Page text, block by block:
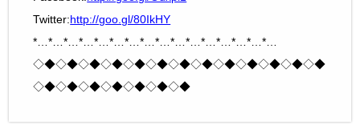
Twitter:http://goo.gl/80IkHY
*…*…*…*…*…*…*…*…*…*…*…*…*…*…*…*…
◇◆◇◆◇◆◇◆◇◆◇◆◇◆◇◆◇◆◇◆◇◆◇◆◇◆
◇◆◇◆◇◆◇◆◇◆◇◆◇◆